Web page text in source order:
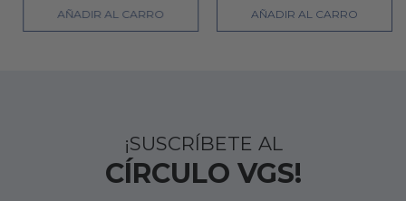
AÑADIR AL CARRO AÑADIR AL CARRO
¡SUSCRÍBETE AL
CÍRCULO VGS!